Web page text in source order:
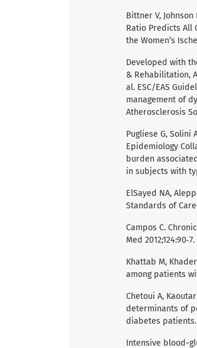
Bittner V, Johnson
Ratio Predicts All
the Women’s
Developed with
& Rehabilitation,
al. ESC/EAS
management of
Atherosclerosis
Pugliese G, Solini
Epidemiology
burden
in subjects with
ElSayed NA,
Standards of Care
Campos C.
Med 2012;124:90‑7.
Khattab M,
among patients
Chetoui A,
determinants of
diabetes patients.
Intensive blood-